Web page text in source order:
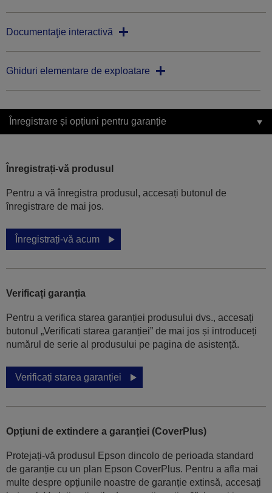
Documentaţie interactivă
Ghiduri elementare de exploatare
Înregistrare și opțiuni pentru garanție
Înregistrați-vă produsul
Pentru a vă înregistra produsul, accesați butonul de
înregistrare de mai jos.
Înregistrați-vă acum
Verificați garanția
Pentru a verifica starea garanției produsului dvs., accesați
butonul „Verificati starea garanției” de mai jos și introduceți
numărul de serie al produsului pe pagina de asistență.
Verificați starea garanției
Opțiuni de extindere a garanției (CoverPlus)
Protejați-vă produsul Epson dincolo de perioada standard
de garanție cu un plan Epson CoverPlus. Pentru a afla mai
multe despre opțiunile noastre de garanție extinsă, accesați